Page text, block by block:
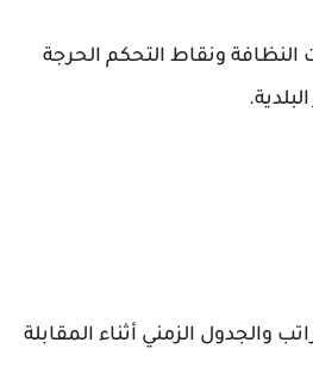
النظافة ونقاط التحكم الحرجة
والجدول الزمني أثناء المقابلة